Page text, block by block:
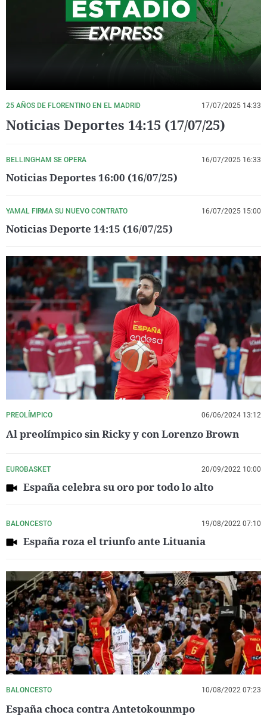
La rosa de los vientos
Gente viajera
Como el perro y el
Caso
Retornados
Equipo de
Extremadura
Galicia
La Rioja
País Vasco
Virales
Televisión
Elecciones
25 AÑOS DE FLORENTINO EN EL MADRID 17/07/2025 14:33
Noticias Deportes 14:15 (17/07/25)
BELLINGHAM SE OPERA 16/07/2025 16:33
Noticias Deportes 16:00 (16/07/25)
YAMAL FIRMA SU NUEVO CONTRATO 16/07/2025 15:00
Noticias Deporte 14:15 (16/07/25)
PREOLÍMPICO 06/06/2024 13:12
Al preolímpico sin Ricky y con Lorenzo Brown
EUROBASKET 20/09/2022 10:00
España celebra su oro por todo lo alto
BALONCESTO 19/08/2022 07:10
España roza el triunfo ante Lituania
BALONCESTO 10/08/2022 07:23
España choca contra Antetokounmpo